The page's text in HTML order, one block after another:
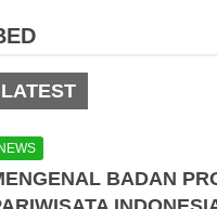
LATEST
NEWS
BADAN